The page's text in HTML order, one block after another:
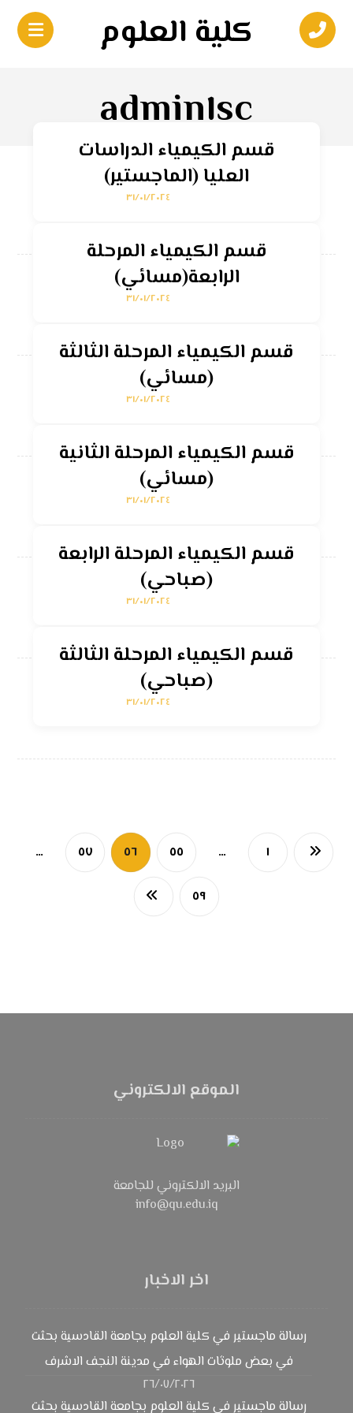
كلية العلوم
admin١sc
قسم الكيمياء الدراسات
العليا (الماجستير)
٣١/٠١/٢٠٢٤
قسم الكيمياء المرحلة
الرابعة(مسائي)
٣١/٠١/٢٠٢٤
قسم الكيمياء المرحلة الثالثة
(مسائي)
٣١/٠١/٢٠٢٤
قسم الكيمياء المرحلة الثانية
(مسائي)
٣١/٠١/٢٠٢٤
قسم الكيمياء المرحلة الرابعة
(صباحي)
٣١/٠١/٢٠٢٤
قسم الكيمياء المرحلة الثالثة
(صباحي)
٣١/٠١/٢٠٢٤
١ … ٥٥ ٥٦ ٥٧ …
٥٩
الموقع الالكتروني
البريد الالكتروني للجامعة
info@qu.edu.iq
اخر الاخبار
رسالة ماجستير في كلية العلوم بجامعة القادسية بحثت
في بعض ملوثات الهواء في مدينة النجف الاشرف
٢٦/٠٧/٢٠٢٦
رسالة ماجستير في كلية العلوم بجامعة القادسية بحثت